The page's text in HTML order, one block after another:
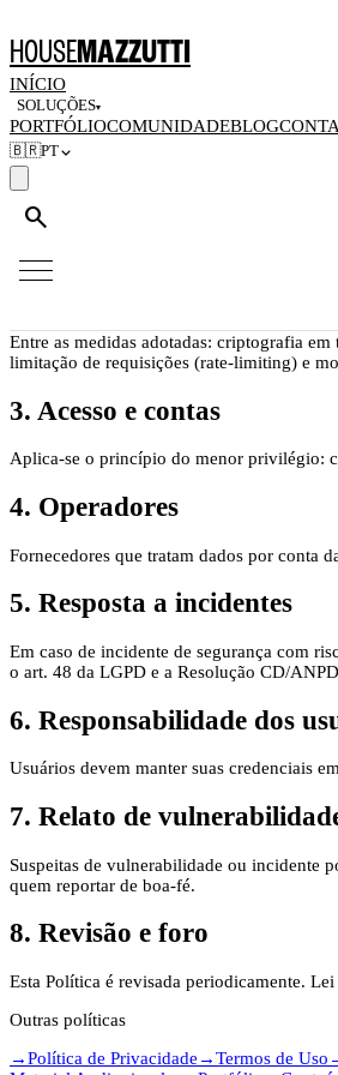
HOUSEMAZZUTTI
INÍCIO
SOLUÇÕES▾
PORTFÓLIOCOMUNIDADEBLOG
🇧🇷PT
search
Política de
Última atualização:07 de junho de 2026
1. Compromisso
A House Mazzutti (HOUSE MAZZUTTI
Entre as medidas adotadas: criptografia
limitação de requisições (rate-limiting) e
3. Acesso e contas
Aplica-se o princípio do menor privilégio:
4. Operadores
Fornecedores que tratam dados por conta
5. Resposta a incidentes
Em caso de incidente de segurança com
o art. 48 da LGPD e a Resolução CD/
6. Responsabilidade dos
Usuários devem manter suas credenciais
7. Relato de
Suspeitas de vulnerabilidade ou incidente
quem reportar de boa-fé.
8. Revisão e foro
Esta Política é revisada periodicamente.
Outras políticas
→Política de Privacidade →Termos de Uso